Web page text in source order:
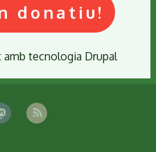
donatiu!
amb tecnologia Drupal